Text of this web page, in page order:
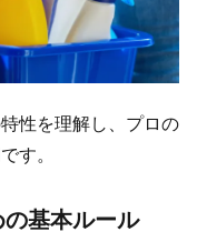
性を理解し、プロの
す。
基本ルール